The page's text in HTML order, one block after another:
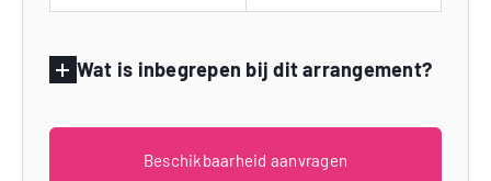
Wat is inbegrepen bij dit arrangement?
Beschikbaarheid aanvragen